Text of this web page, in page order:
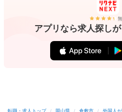
アプリなら求人探し
転職・求人トップ / 岡山県 / 倉敷市 / 外国人